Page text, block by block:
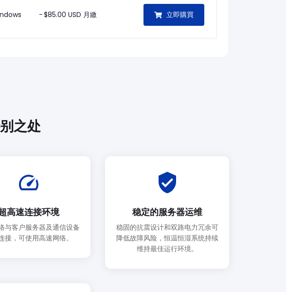
-$85.00 USD 月繳 立即購買
之处
speed
高速连接环境
与客户服务器及通信设备
接，可使用高速网络。
verified_user
稳定的服务器运维
稳固的抗震设计和双路电力冗余可
降低故障风险，恒温恒湿系统持续
维持最佳运行环境。